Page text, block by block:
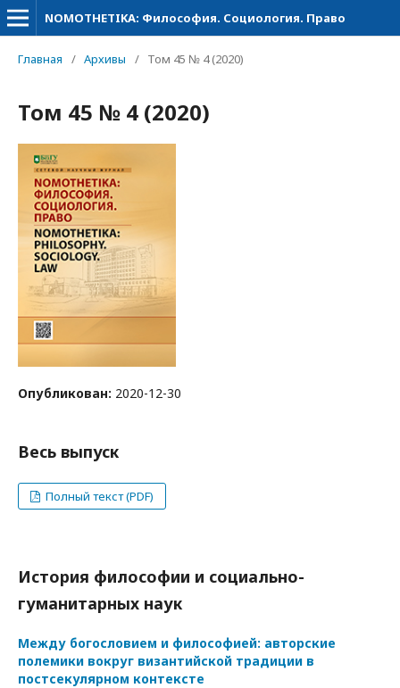
NOMOTHETIKA: Философия. Социология. Право
Главная / Архивы / Том 45 № 4 (2020)
Том 45 № 4 (2020)
Опубликован: 2020-12-30
Весь выпуск
Полный текст (PDF)
История философии и социально-
гуманитарных наук
Между богословием и философией: авторские
полемики вокруг византийской традиции в
постсекулярном контексте